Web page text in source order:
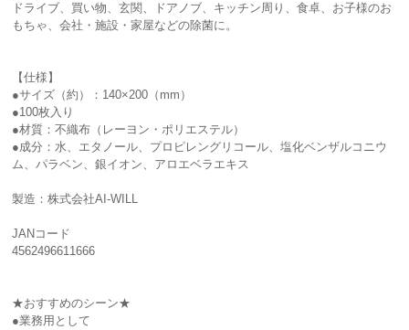
ドライブ、買い物、玄関、ドアノブ、キッチン周り、食卓、お子様のお
もちゃ、会社・施設・家屋などの除菌に。
【仕様】
●サイズ（約）：140×200（mm）
●100枚入り
●材質：不織布（レーヨン・ポリエステル）
●成分：水、エタノール、プロピレングリコール、塩化ベンザルコニウ
ム、パラベン、銀イオン、アロエベラエキス
製造：株式会社AI-WILL
JANコード
4562496611666
★おすすめのシーン★
●業務用として